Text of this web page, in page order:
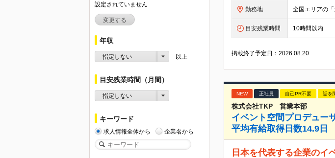
設定されていません
変更する
年収
指定しない 以上
目安残業時間（月間）
指定しない
キーワード
求人情報全体から 企業名から
勤務地
目安残業時間 10時間以内
掲載終了予定日：2026.08.20
NEW 正社員 自己PR不要 話を
株式会社TKP 営業本部
イベント空間プロデュー
平均有給取得日数14.9日
日本を代表する企業のイ